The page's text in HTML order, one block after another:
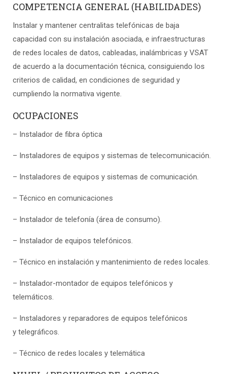
COMPETENCIA GENERAL (HABILIDADES)
Instalar y mantener centralitas telefónicas de baja
capacidad con su instalación asociada, e infraestructuras
de redes locales de datos, cableadas, inalámbricas y VSAT
de acuerdo a la documentación técnica, consiguiendo los
criterios de calidad, en condiciones de seguridad y
cumpliendo la normativa vigente.
OCUPACIONES
– Instalador de fibra óptica
– Instaladores de equipos y sistemas de telecomunicación.
– Instaladores de equipos y sistemas de comunicación.
– Técnico en comunicaciones
– Instalador de telefonía (área de consumo).
– Instalador de equipos telefónicos.
– Técnico en instalación y mantenimiento de redes locales.
– Instalador-montador de equipos telefónicos y
telemáticos.
– Instaladores y reparadores de equipos telefónicos
y telegráficos.
– Técnico de redes locales y telemática